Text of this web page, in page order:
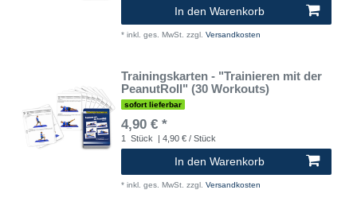
In den Warenkorb
* inkl. ges. MwSt. zzgl. Versandkosten
Trainingskarten - "Trainieren mit der
PeanutRoll" (30 Workouts)
sofort lieferbar
4,90 € *
1 Stück | 4,90 € / Stück
In den Warenkorb
* inkl. ges. MwSt. zzgl. Versandkosten